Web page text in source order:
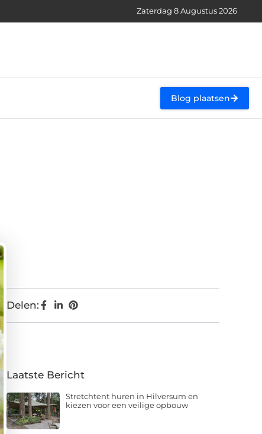
Zaterdag 8 Augustus 2026
Blog plaatsen
Delen:
Laatste Bericht
Stretchtent huren in Hilversum en
kiezen voor een veilige opbouw